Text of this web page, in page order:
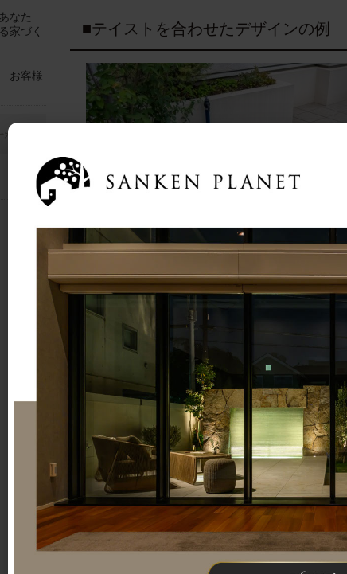
■テイストを合わせたデザインの例
例えばこちらの写真では、使用している素材は石系です。
壁は白で統一していますね。
床はグレー系のものを使用しています。
どちらも洗練されていて素敵な外構ですが、
もしもこの２つのテイストが組み合わさってしまうと
テイスト（色や素材）を全体で統一させるこ
また、外構はご自宅との調和も必要になっていきますの
家で使用されている素材や色もヒントになります。
是非参考にしてみてください。
なた
家づく
お客様